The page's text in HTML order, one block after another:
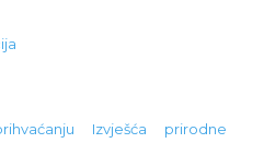
Izvješća prirodne